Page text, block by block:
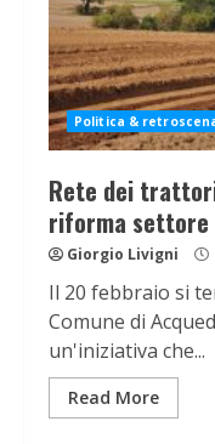
Politica &
Rete dei
riforma settore
Giorgio Livigni
Il 20 febbraio si
Comune di
un'iniziativa che...
Read More